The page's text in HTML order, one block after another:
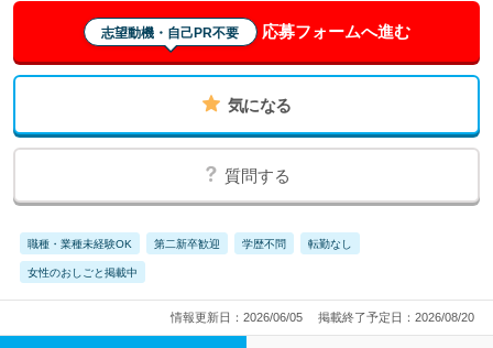
志望動機・自己PR不要 応募フォームへ進む
気になる
質問する
職種・業種未経験OK 第二新卒歓迎 学歴不問 転勤なし
女性のおしごと掲載中
情報更新日：2026/06/05 掲載終了予定日：2026/08/20